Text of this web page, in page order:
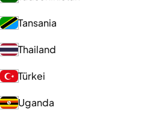
Tansania
Thailand
Türkei
Uganda